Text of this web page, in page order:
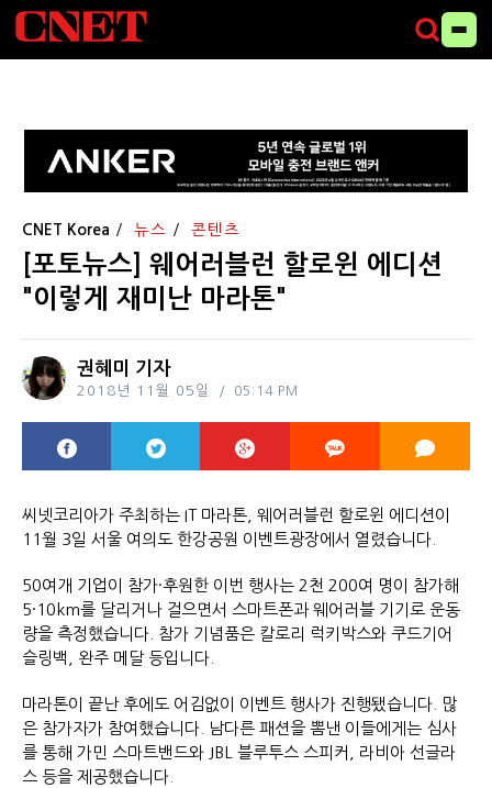
CNET Korea 뉴스 콘텐츠
[포토뉴스] 웨어러블런 할로윈 에디션
"이렇게 재미난 마라톤"
권혜미 기자
2018년 11월 05일 05:14 PM
씨넷코리아가 주최하는 IT 마라톤, 웨어러블런 할로윈 에디션이
11월 3일 서울 여의도 한강공원 이벤트광장에서 열렸습니다.
50여개 기업이 참가·후원한 이번 행사는 2천 200여 명이 참가해
5·10km를 달리거나 걸으면서 스마트폰과 웨어러블 기기로 운동
량을 측정했습니다. 참가 기념품은 칼로리 럭키박스와 쿠드기어
슬링백, 완주 메달 등입니다.
마라톤이 끝난 후에도 어김없이 이벤트 행사가 진행됐습니다. 많
은 참가자가 참여했습니다. 남다른 패션을 뽐낸 이들에게는 심사
를 통해 가민 스마트밴드와 JBL 블루투스 스피커, 라비아 선글라
스 등을 제공했습니다.